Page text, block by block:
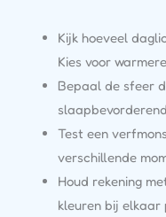
Kijk hoeveel
Kies voor
Bepaal de sfeer
Test een
verschillende
Houd rekening
kleuren bij elkaar